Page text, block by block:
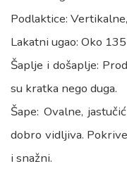
Podlaktice:
Lakatni ugao: Oko
Šaplje i došaplje:
su kratka nego duga.
Šape: Ovalne,
dobro vidljiva.
i snažni.